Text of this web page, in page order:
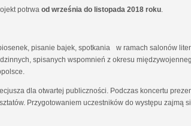
potrwa od września do listopada 2018 roku
pisanie bajek, spotkania w ramach salonów
spisanych wspomnień z okresu
dla otwartej publiczności. Podczas koncertu
Przygotowaniem uczestników do występu zajmą